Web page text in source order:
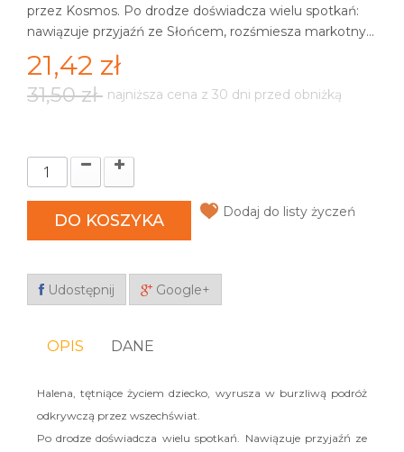
przez Kosmos. Po drodze doświadcza wielu spotkań:
nawiązuje przyjaźń ze Słońcem, rozśmiesza markotny...
21,42 zł
31,50 zł najniższa cena z 30 dni przed obniżką
DO KOSZYKA Dodaj do listy życzeń
Udostępnij Google+
OPIS DANE
Halena, tętniące życiem dziecko, wyrusza w burzliwą podróż
odkrywczą przez wszechświat.
Po drodze doświadcza wielu spotkań. Nawiązuje przyjaźń ze